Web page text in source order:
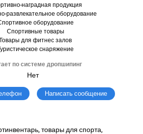
наградная продукция
развлекательное оборудование
оборудование
Спортивные товары
для фитнес залов
снаряжение
по системе дропшипинг
Нет
Написать сообщение
товары для спорта,